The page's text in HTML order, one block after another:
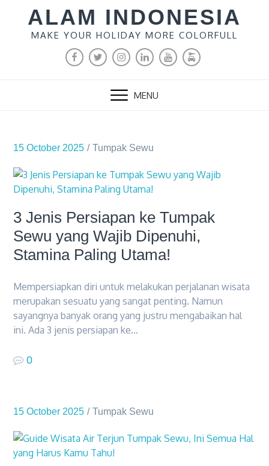
content
ALAM INDONESIA
MAKE YOUR HOLIDAY MORE COLORFULL
FACEBOOK
TWITTERINSTAGRAM
LINKEDINYOUTUBEMALANG
RENTAL
MENU
15 October 2025 Tumpak Sewu
3 Jenis Persiapan ke Tumpak
Sewu yang Wajib Dipenuhi,
Stamina Paling Utama!
Mempersiapkan diri untuk melakukan perjalanan wisata
merupakan sesuatu yang sangat penting. Namun
sayangnya banyak orang yang justru mengabaikan hal
ini. Ada 3 jenis persiapan ke…
0
15 October 2025 Tumpak Sewu